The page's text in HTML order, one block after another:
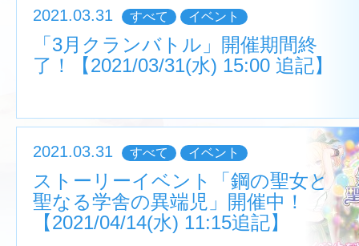
2021.03.31 すべて イベント
「3月クランバトル」開催期間終
了！【2021/03/31(水) 15:00 追記】
2021.03.31 すべて イベント
ストーリーイベント「鋼の聖女と
聖なる学舎の異端児」開催中！
【2021/04/14(水) 11:15追記】